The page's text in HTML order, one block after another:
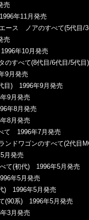
売
年11月発売
ース ノアのすべて(5代目/
売
年10月発売
すべて(8代目/6代目/5代
9月発売
目) 1996年9月発売
9月発売
年8月発売
8月発売
て 1996年7月発売
ドワゴンのすべて(2代目
月発売
て(初代) 1996年5月発売
年5月発売
) 1996年5月発売
(90系) 1996年5月発売
3月発売